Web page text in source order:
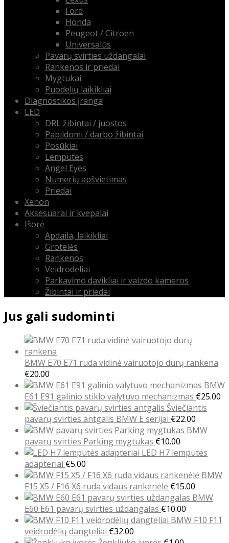
Ford
Honda
Peugeot / Citroen
Universalūs
Pavarų svirties uždangalai
Rankenos ir priedai
Mygtukai
Puodelių laikikliai
Diagnostikos įranga
LED
DRL žibintai / juostos
Papildomi / darbo žibintai
Posūkiai
Lemputės
Angel Eyes
Numerių apšvietimas
Priedai
Xenon
Aksesuarai ir kvepalai
Išorė
Apdaila, laikikliai
Grotelės
Rankenos
Veidrodėliai
Parkavimo davikliai ir vaizdo kameros
Žibintai ir priedai
Jus gali sudominti
BMW E70 E71 ruda vidinė vairuotojo durų rankena
€20.00
BMW
E61 E91 galinio stiklo valytuvo mechanizmas €25.00
Šviečiantis
pavarų svirties antgalis BMW E serijai €22.00
BMW
pavarų svirties Parking mygtukas €10.00
LED H7 lemputės
adapteriai €5.00
BMW
F15 X5 / F16 X6 ruda vidaus rankenėlė €15.00
BMW
E60 E61 pavarų svirties uždangalas €10.00
BMW F10 F11
veidrodėlių dangteliai €32.00